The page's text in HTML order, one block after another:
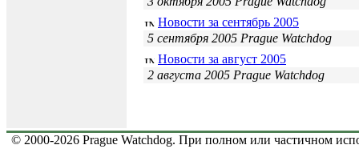
Новости за сентябрь 2005
5 сентября 2005 Prague Watchdog
Новости за август 2005
2 августа 2005 Prague Watchdog
© 2000-2026 Prague Watchdog. При полном или частичном